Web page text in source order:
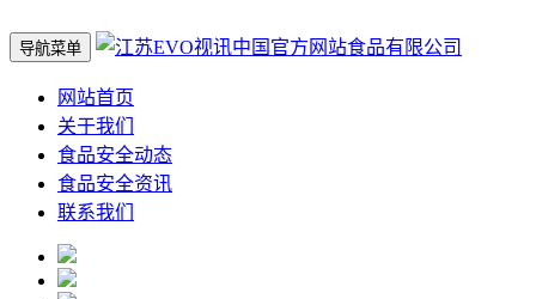
导航菜单
网站首页
关于我们
食品安全动态
食品安全资讯
联系我们